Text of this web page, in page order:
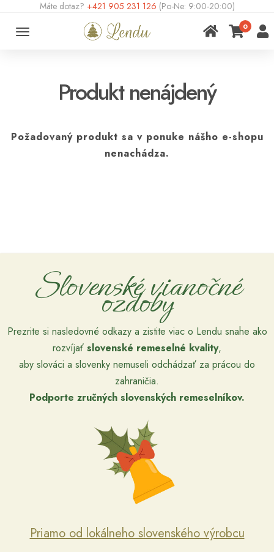
Máte dotaz? +421 905 231 126 (Po-Ne: 9:00-20:00)
Toggle
0
Produkt nenájdený
Požadovaný produkt sa v ponuke nášho e-shopu
nenachádza.
Slovenské vianočné
ozdoby
Prezrite si nasledovné odkazy a zistite viac o Lendu snahe ako
rozvíjať slovenské remeselné kvality,
aby slováci a slovenky nemuseli odchádzať za prácou do
zahraničia.
Podporte zručných slovenských remeselníkov.
Priamo od lokálneho slovenského výrobcu